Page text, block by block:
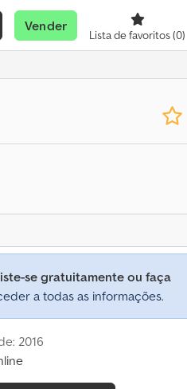
Vender
Lista de favoritos(0)
se gratuitamente ou faça
a todas as informações.
2016